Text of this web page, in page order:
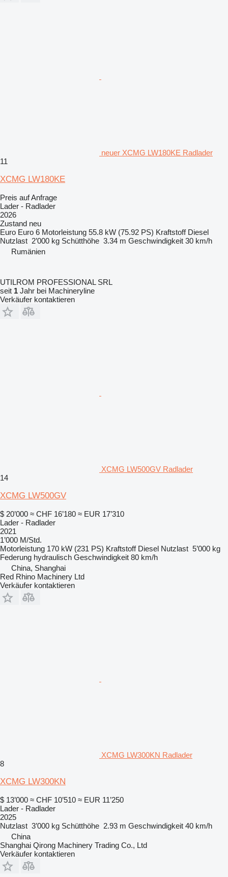
neuer XCMG LW180KE Radlader
11
XCMG LW180KE
Preis auf Anfrage
Lader - Radlader
2026
Zustand neu
Euro Euro 6 Motorleistung 55.8 kW (75.92 PS) Kraftstoff Diesel
Nutzlast 2’000 kg Schütthöhe 3.34 m Geschwindigkeit 30 km/h
Rumänien
UTILROM PROFESSIONAL SRL
seit 1 Jahr bei Machineryline
Verkäufer kontaktieren
XCMG LW500GV Radlader
14
XCMG LW500GV
$ 20’000 ≈ CHF 16’180 ≈ EUR 17’310
Lader - Radlader
2021
1’000 M/Std.
Motorleistung 170 kW (231 PS) Kraftstoff Diesel Nutzlast 5’000 kg
Federung hydraulisch Geschwindigkeit 80 km/h
China, Shanghai
Red Rhino Machinery Ltd
Verkäufer kontaktieren
XCMG LW300KN Radlader
8
XCMG LW300KN
$ 13’000 ≈ CHF 10’510 ≈ EUR 11’250
Lader - Radlader
2025
Nutzlast 3’000 kg Schütthöhe 2.93 m Geschwindigkeit 40 km/h
China
Shanghai Qirong Machinery Trading Co., Ltd
Verkäufer kontaktieren